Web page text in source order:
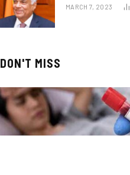
MARCH 7, 2023
DON'T MISS